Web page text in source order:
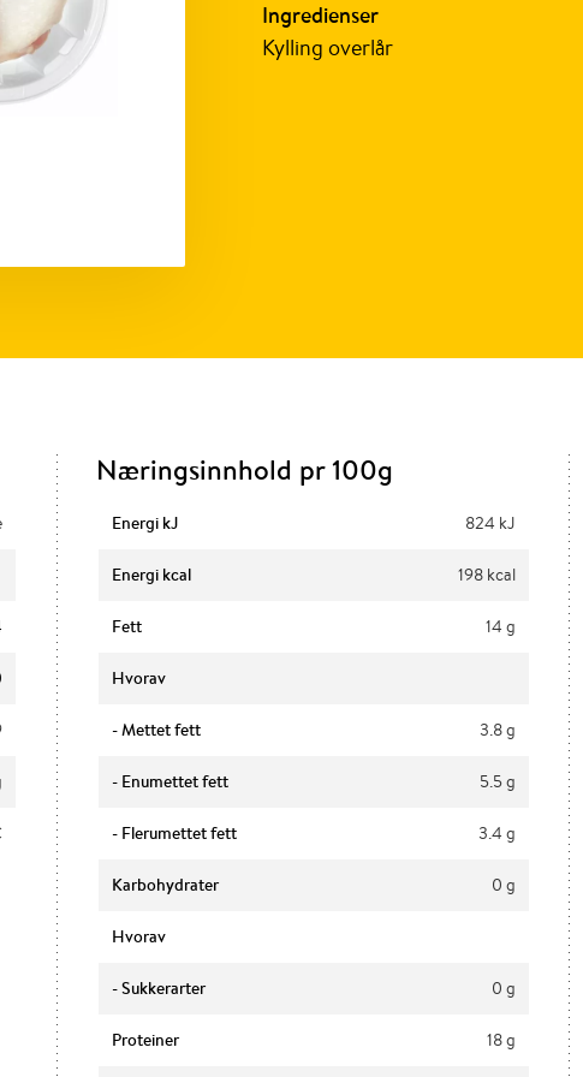
Ingredienser
Kylling overlår
Næringsinnhold pr 100g
Energi kJ 824 kJ
Energi kcal 198 kcal
Fett 14 g
Hvorav
- Mettet fett 3.8 g
- Enumettet fett 5.5 g
- Flerumettet fett 3.4 g
Karbohydrater 0 g
Hvorav
- Sukkerarter 0 g
Proteiner 18 g